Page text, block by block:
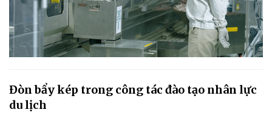
Đòn bẩy kép trong công tác đào tạo nhân lực
du lịch